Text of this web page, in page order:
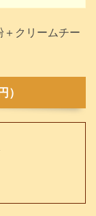
クリームチー